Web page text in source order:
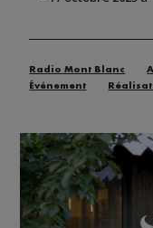
Radio Mont Blanc
Événement